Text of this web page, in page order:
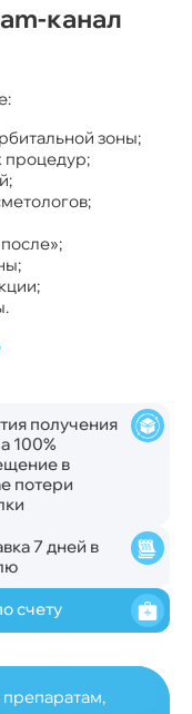
канал
зоны;
процедур;
получения
100%
в
потери
7 дней в
счету
препаратам,